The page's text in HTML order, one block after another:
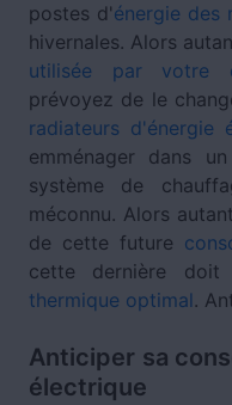
postes d'énergie des
hivernales. Alors
utilisée par votre
prévoyez de le
radiateurs d'énergie
emménager dans
système de
méconnu. Alors
de cette future
cette dernière
thermique optimal.
Anticiper sa
électrique